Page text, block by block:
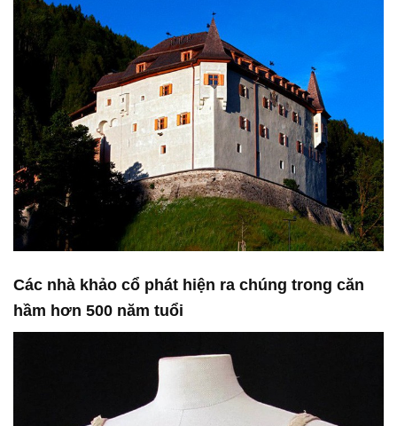
Các nhà khảo cổ phát hiện ra chúng trong căn
hầm hơn 500 năm tuổi